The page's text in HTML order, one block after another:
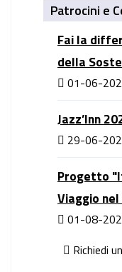
Patrocini e
Fai la
della
01-06-
Jazz’Inn
29-06-
Progetto
Viaggio
01-08-
Richiedi